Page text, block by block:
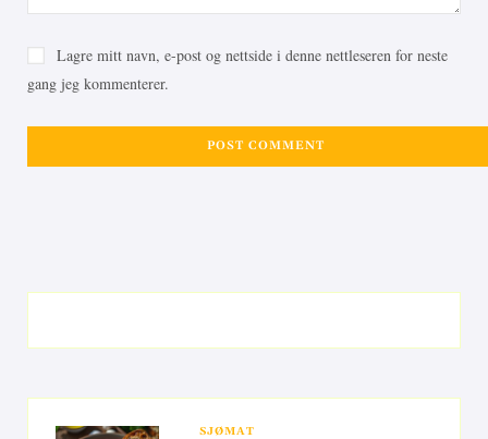
Lagre mitt navn, e-post og nettside i denne nettleseren for neste
gang jeg kommenterer.
SJØMAT